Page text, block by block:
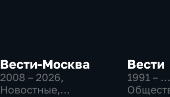
Вести-Москва
2008 – 2026,
Новостные,
Вести
1991 – …